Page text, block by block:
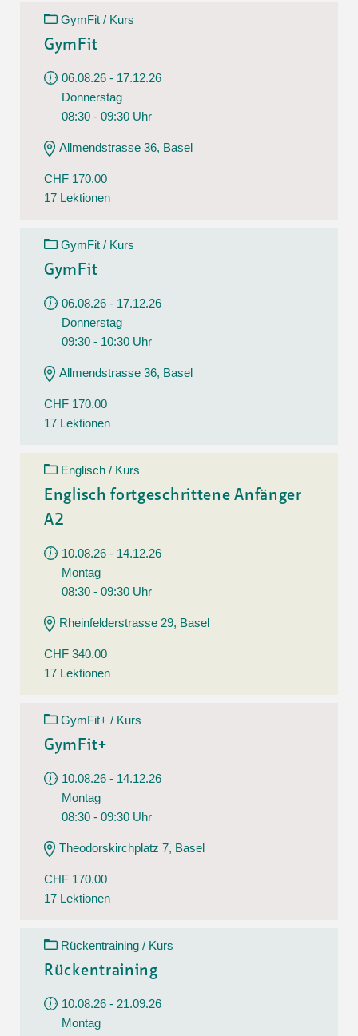
GymFit / Kurs
GymFit
06.08.26 - 17.12.26
Donnerstag
08:30 - 09:30 Uhr
Allmendstrasse 36, Basel
CHF 170.00
17 Lektionen
GymFit / Kurs
GymFit
06.08.26 - 17.12.26
Donnerstag
09:30 - 10:30 Uhr
Allmendstrasse 36, Basel
CHF 170.00
17 Lektionen
Englisch / Kurs
Englisch fortgeschrittene Anfänger
A2
10.08.26 - 14.12.26
Montag
08:30 - 09:30 Uhr
Rheinfelderstrasse 29, Basel
CHF 340.00
17 Lektionen
GymFit+ / Kurs
GymFit+
10.08.26 - 14.12.26
Montag
08:30 - 09:30 Uhr
Theodorskirchplatz 7, Basel
CHF 170.00
17 Lektionen
Rückentraining / Kurs
Rückentraining
10.08.26 - 21.09.26
Montag